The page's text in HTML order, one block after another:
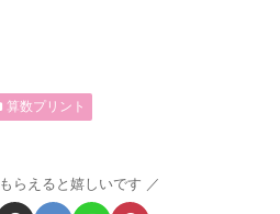
算数プリント
らえると嬉しいです